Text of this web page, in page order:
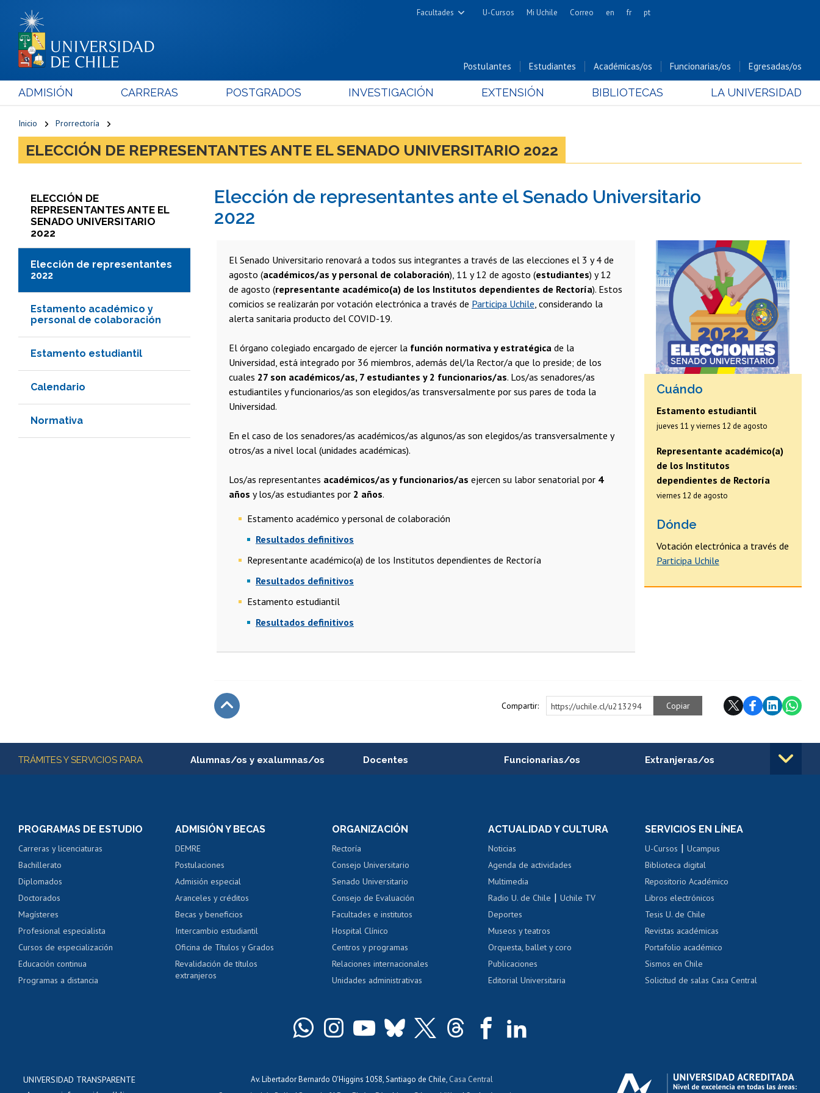
Facultades
Cs. Físicas y Matemáticas
Cs. Forestales y Conservación
Cs. Químicas y Farmacéuticas
Cs. Sociales
Filosofía y Humanidades
Estudios Avanzados en Educación
Estudios Internacionales
U-Cursos Mi Uchile Correo en fr pt
Postulantes Estudiantes Académicas/os Funcionarias/os Egresadas/os
ADMISIÓN CARRERAS POSTGRADOS INVESTIGACIÓN EXTENSIÓN BIBLIOTECAS LA UNIVERSIDAD
Inicio Prorrectoría
ELECCIÓN DE REPRESENTANTES ANTE EL SENADO UNIVERSITARIO 2022
ELECCIÓN DE
REPRESENTANTES ANTE EL
SENADO UNIVERSITARIO
2022
Elección de representantes
2022
Estamento académico y
personal de colaboración
Estamento estudiantil
Calendario
Normativa
Elección de representantes ante el Senado Universitario
2022
El Senado Universitario renovará a todos sus integrantes a través de las elecciones el 3 y 4 de
agosto (académicos/as y personal de colaboración), 11 y 12 de agosto (estudiantes) y 12
de agosto (representante académico(a) de los Institutos dependientes de Rectoría). Estos
comicios se realizarán por votación electrónica a través de Participa Uchile , considerando la
alerta sanitaria producto del COVID-19.
El órgano colegiado encargado de ejercer la función normativa y estratégica de la
Universidad, está integrado por 36 miembros, además del/la Rector/a que lo preside; de los
cuales 27 son académicos/as, 7 estudiantes y 2 funcionarios/as. Los/as senadores/as
estudiantiles y funcionarios/as son elegidos/as transversalmente por sus pares de toda la
Universidad.
En el caso de los senadores/as académicos/as algunos/as son elegidos/as transversalmente y
otros/as a nivel local (unidades académicas).
Los/as representantes académicos/as y funcionarios/as ejercen su labor senatorial por 4
años y los/as estudiantes por 2 años.
Estamento académico y personal de colaboración
Resultados definitivos
Representante académico(a) de los Institutos dependientes de Rectoría
Resultados definitivos
Estamento estudiantil
Resultados definitivos
Cuándo
Estamento estudiantil
jueves 11 y viernes 12 de agosto
Representante académico(a)
de los Institutos
dependientes de Rectoría
viernes 12 de agosto
Dónde
Votación electrónica a través de
Participa Uchile
Compartir: https://uchile.cl/u213294 Copiar
Más información
TRÁMITES Y SERVICIOS PARA Alumnas/os y exalumnas/os
Consulta y certificado de notas
Servicio médico y dental
Pago de arancel y crédito alumnos
Pago de arancel y crédito exalumnos
Certificado de títulos y grados
Docentes
Perfeccionamiento
Evaluación docente
Calificación académica
Postulación al AUCAI
Funcionarias/os
Portal de movilidad interna
Certificado de renta
Certificado de renta
Gestión de correo uchile
Extranjeras/os
Movilidad Estudiantil
Cursos de español
Acoso laboral, sexual y violencia
PROGRAMAS DE ESTUDIO
Carreras y licenciaturas
Bachillerato
Diplomados
Doctorados
Magísteres
Profesional especialista
Cursos de especialización
Educación continua
Programas a distancia
ADMISIÓN Y BECAS
DEMRE
Postulaciones
Admisión especial
Aranceles y créditos
Becas y beneficios
Intercambio estudiantil
Oficina de Títulos y Grados
Revalidación de títulos
extranjeros
ORGANIZACIÓN
Rectoría
Consejo Universitario
Senado Universitario
Consejo de Evaluación
Facultades e institutos
Hospital Clínico
Centros y programas
Relaciones internacionales
Unidades administrativas
ACTUALIDAD Y CULTURA
Noticias
Agenda de actividades
Multimedia
Radio U. de Chile |Uchile TV
Deportes
Museos y teatros
Orquesta, ballet y coro
Publicaciones
Editorial Universitaria
SERVICIOS EN LÍNEA
U-Cursos |Ucampus
Biblioteca digital
Repositorio Académico
Libros electrónicos
Tesis U. de Chile
Revistas académicas
Portafolio académico
Sismos en Chile
Solicitud de salas Casa Central
UNIVERSIDAD TRANSPARENTE
Av. Libertador Bernardo O'Higgins 1058, Santiago de Chile, Casa Central